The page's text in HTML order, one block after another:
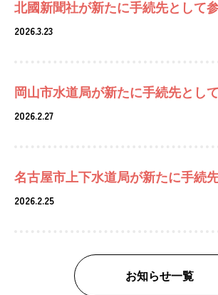
北國新聞社が新たに手続先として
2026.3.23
岡山市水道局が新たに手続先とし
2026.2.27
名古屋市上下水道局が新たに手続
2026.2.25
お知らせ一覧